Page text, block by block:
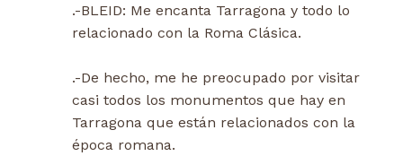
.-BLEID: Me encanta Tarragona y todo lo
relacionado con la Roma Clásica.
.-De hecho, me he preocupado por visitar
casi todos los monumentos que hay en
Tarragona que están relacionados con la
época romana.